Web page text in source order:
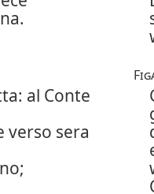
al Conte
verso sera